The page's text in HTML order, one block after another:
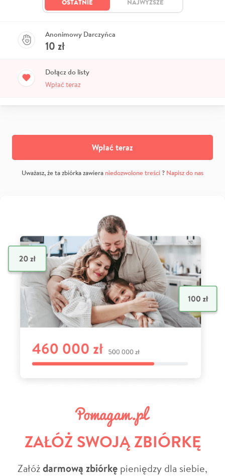
OSTATNIE NAJWYŻSZE
Anonimowy Darczyńca
10 zł
Dołącz do listy
Wpłać teraz
Wpłać teraz
Uważasz, że ta zbiórka zawiera niedozwolone treści? Napisz do nas
ZAŁÓŻ SWOJĄ ZBIÓRKĘ
Załóżdarmową zbiórkę pieniędzy dla siebie,